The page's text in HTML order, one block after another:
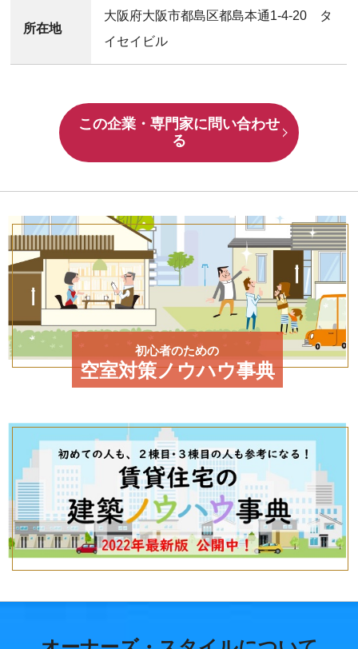
所在地
大阪府大阪市都島区都島本通1-4-20 タ
イセイビル
この企業・専門家に問い合わせ
る
初心者のための
空室対策ノウハウ事典